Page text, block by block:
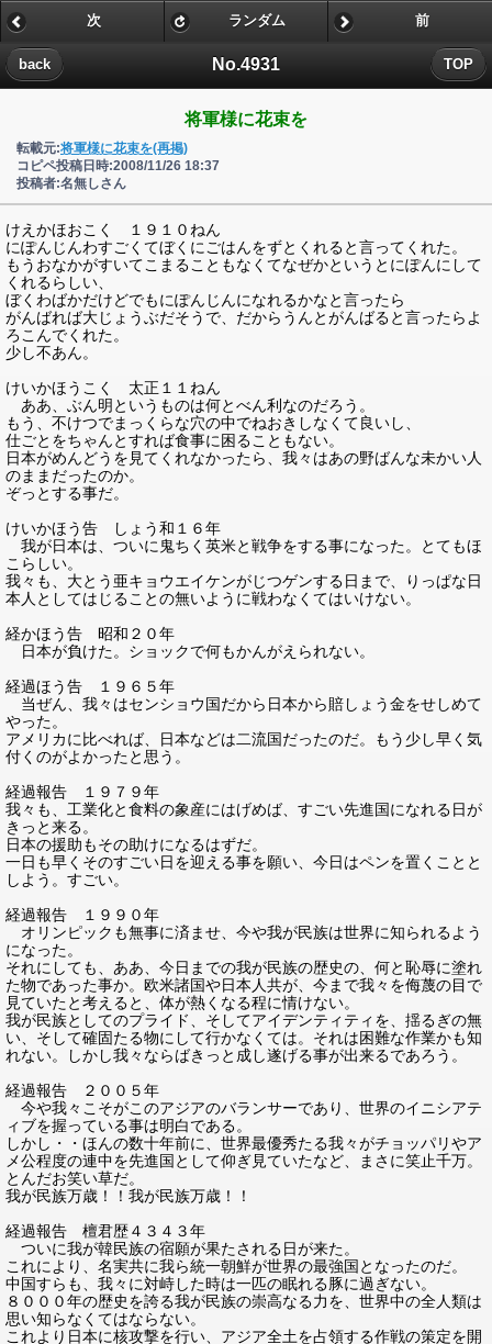
No.4931
back TOP
次 ランダム 前
将軍様に花束を
転載元:将軍様に花束を(再掲)
コピペ投稿日時:2008/11/26 18:37
投稿者:名無しさん
けえかほおこく １９１０ねん
にぽんじんわすごくてぼくにごはんをずとくれると言ってくれた。
もうおなかがすいてこまることもなくてなぜかというとにぽんにして
くれるらしい、
ぼくわばかだけどでもにぽんじんになれるかなと言ったら
がんばれば大じょうぶだそうで、だからうんとがんばると言ったらよ
ろこんでくれた。
少し不あん。
けいかほうこく 太正１１ねん
ああ、ぶん明というものは何とべん利なのだろう。
もう、不けつでまっくらな穴の中でねおきしなくて良いし、
仕ごとをちゃんとすれば食事に困ることもない。
日本がめんどうを見てくれなかったら、我々はあの野ばんな未かい人
のままだったのか。
ぞっとする事だ。
けいかほう告 しょう和１６年
我が日本は、ついに鬼ちく英米と戦争をする事になった。とてもほ
こらしい。
我々も、大とう亜キョウエイケンがじつゲンする日まで、りっぱな日
本人としてはじることの無いように戦わなくてはいけない。
経かほう告 昭和２０年
日本が負けた。ショックで何もかんがえられない。
経過ほう告 １９６５年
当ぜん、我々はセンショウ国だから日本から賠しょう金をせしめて
やった。
アメリカに比べれば、日本などは二流国だったのだ。もう少し早く気
付くのがよかったと思う。
経過報告 １９７９年
我々も、工業化と食料の象産にはげめば、すごい先進国になれる日が
きっと来る。
日本の援助もその助けになるはずだ。
一日も早くそのすごい日を迎える事を願い、今日はペンを置くことと
しよう。すごい。
経過報告 １９９０年
オリンピックも無事に済ませ、今や我が民族は世界に知られるよう
になった。
それにしても、ああ、今日までの我が民族の歴史の、何と恥辱に塗れ
た物であった事か。欧米諸国や日本人共が、今まで我々を侮蔑の目で
見ていたと考えると、体が熱くなる程に情けない。
我が民族としてのプライド、そしてアイデンティティを、揺るぎの無
い、そして確固たる物にして行かなくては。それは困難な作業かも知
れない。しかし我々ならばきっと成し遂げる事が出来るであろう。
経過報告 ２００５年
今や我々こそがこのアジアのバランサーであり、世界のイニシアテ
ィブを握っている事は明白である。
しかし・・ほんの数十年前に、世界最優秀たる我々がチョッパリやア
メ公程度の連中を先進国として仰ぎ見ていたなど、まさに笑止千万。
とんだお笑い草だ。
我が民族万歳！！我が民族万歳！！
経過報告 檀君歴４３４３年
ついに我が韓民族の宿願が果たされる日が来た。
これにより、名実共に我ら統一朝鮮が世界の最強国となったのだ。
中国すらも、我々に対峙した時は一匹の眠れる豚に過ぎない。
８０００年の歴史を誇る我が民族の崇高なる力を、世界中の全人類は
思い知らなくてはならない。
これより日本に核攻撃を行い、アジア全土を占領する作戦の策定を開